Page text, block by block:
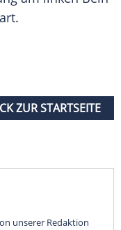
ZUR STARTSEITE
unserer Redaktion